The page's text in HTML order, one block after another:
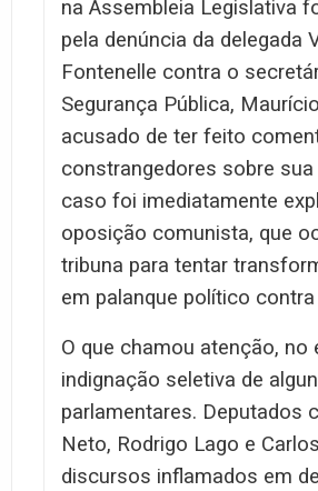
na Assembleia Legislativa
pela denúncia da delegada
Fontenelle contra o
Segurança Pública,
acusado de ter feito
constrangedores sobre sua
caso foi imediatamente
oposição comunista, que
tribuna para tentar
em palanque político
O que chamou atenção, no
indignação seletiva de
parlamentares. Deputados
Neto, Rodrigo Lago e
discursos inflamados em